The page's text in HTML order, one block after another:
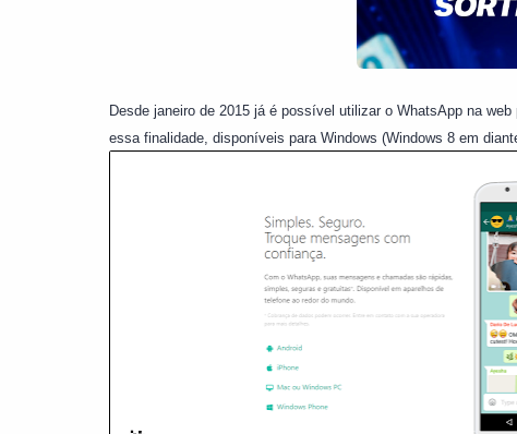
Desde janeiro de 2015 já é possível utilizar o WhatsApp na
essa finalidade, disponíveis para Windows (Windows 8 em